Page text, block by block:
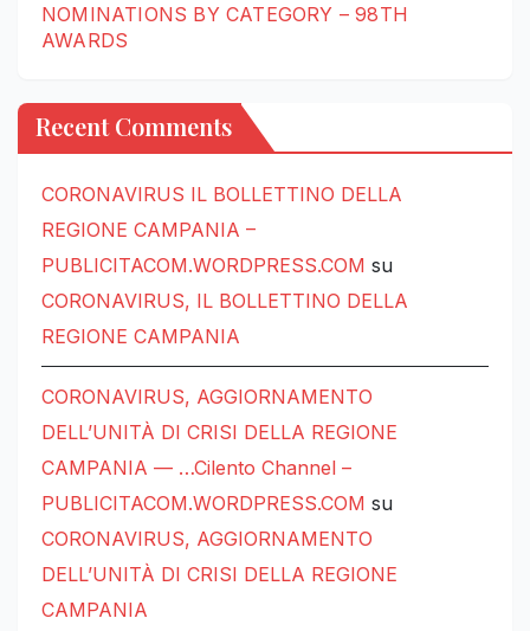
NOMINATIONS BY CATEGORY – 98TH
AWARDS
Recent Comments
CORONAVIRUS IL BOLLETTINO DELLA
REGIONE CAMPANIA –
PUBLICITACOM.WORDPRESS.COM su
CORONAVIRUS, IL BOLLETTINO DELLA
REGIONE CAMPANIA
CORONAVIRUS, AGGIORNAMENTO
DELL’UNITÀ DI CRISI DELLA REGIONE
CAMPANIA — …Cilento Channel –
PUBLICITACOM.WORDPRESS.COM su
CORONAVIRUS, AGGIORNAMENTO
DELL’UNITÀ DI CRISI DELLA REGIONE
CAMPANIA